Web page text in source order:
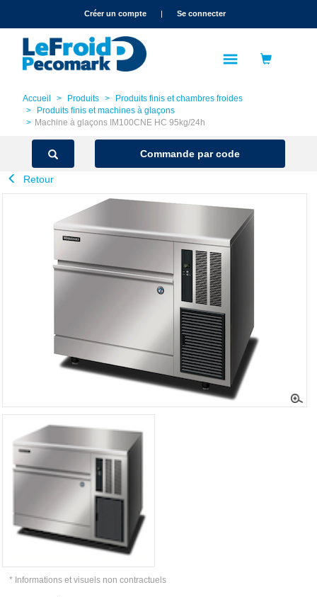
text.skipToNavigationCréer un compte | Se connecter
Accueil Produits
Produits finis et chambres froides
Produits finis et machines à glaçons
Machine à glaçons IM100CNE HC 95kg/24h
Commande par code
Retour
* Informations et visuels non contractuels